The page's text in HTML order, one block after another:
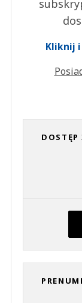
Kliknij